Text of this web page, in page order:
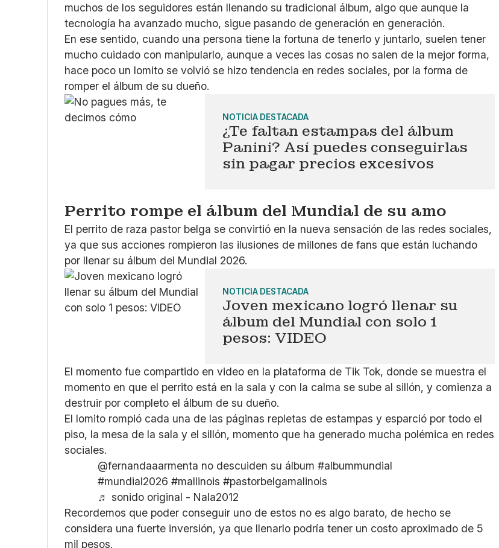
muchos de los seguidores están llenando su tradicional álbum, algo que aunque la
tecnología ha avanzado mucho, sigue pasando de generación en generación.
En ese sentido, cuando una persona tiene la fortuna de tenerlo y juntarlo, suelen tener
mucho cuidado con manipularlo, aunque a veces las cosas no salen de la mejor forma,
hace poco un lomito se volvió se hizo tendencia en redes sociales, por la forma de
romper el álbum de su dueño.
NOTICIA DESTACADA
¿Te faltan estampas del álbum
Panini? Así puedes conseguirlas
sin pagar precios excesivos
Perrito rompe el álbum del Mundial de su amo
El perrito de raza pastor belga se convirtió en la nueva sensación de las redes sociales,
ya que sus acciones rompieron las ilusiones de millones de fans que están luchando
por llenar su álbum del Mundial 2026.
NOTICIA DESTACADA
Joven mexicano logró llenar su
álbum del Mundial con solo 1
pesos: VIDEO
El momento fue compartido en video en la plataforma de Tik Tok, donde se muestra el
momento en que el perrito está en la sala y con la calma se sube al sillón, y comienza a
destruir por completo el álbum de su dueño.
El lomito rompió cada una de las páginas repletas de estampas y esparció por todo el
piso, la mesa de la sala y el sillón, momento que ha generado mucha polémica en redes
sociales.
@fernandaaarmenta no descuiden su álbum #albummundial
#mundial2026 #mallinois #pastorbelgamalinois
♬ sonido original - Nala2012
Recordemos que poder conseguir uno de estos no es algo barato, de hecho se
considera una fuerte inversión, ya que llenarlo podría tener un costo aproximado de 5
mil pesos.